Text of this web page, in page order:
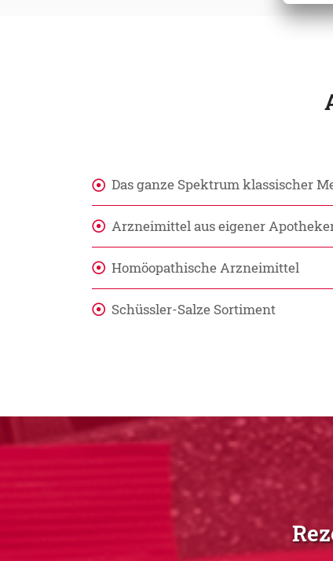
Das ganze Spektrum klassischer
Arzneimittel aus eigener
Homöopathische Arzneimittel
Schüssler-Salze Sortiment